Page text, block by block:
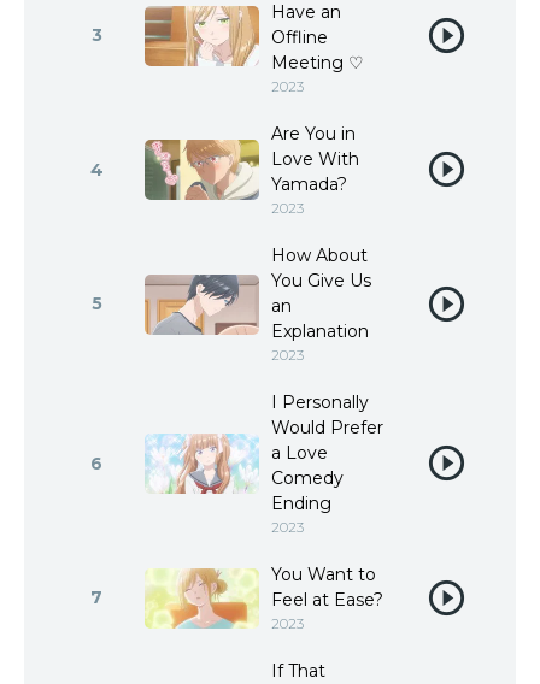
3
Have an
Offline
Meeting ♡
2023
4
Are You in
Love With
Yamada?
2023
5
How About
You Give Us
an
Explanation
2023
6
I Personally
Would Prefer
a Love
Comedy
Ending
2023
7
You Want to
Feel at Ease?
2023
If That